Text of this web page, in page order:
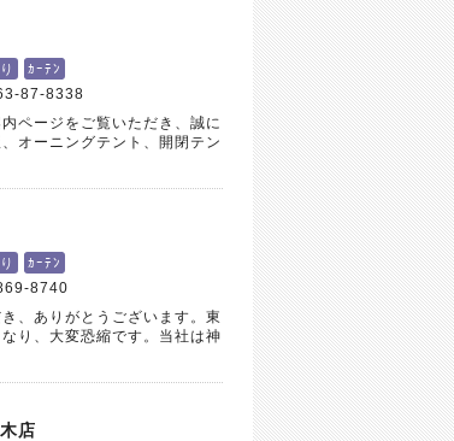
ｶｰﾃﾝ
87-8338
ページをご覧いただき、誠に
オーニングテント、開閉テン
ｶｰﾃﾝ
8740
、ありがとうございます。東
り、大変恐縮です。当社は神
店